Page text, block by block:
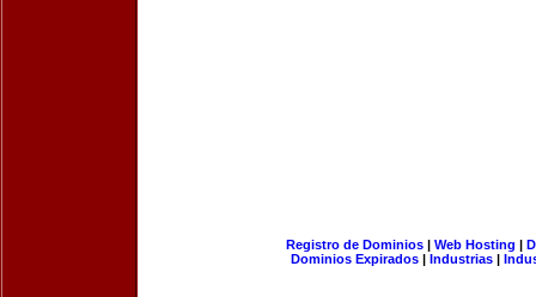
Registro de Dominios| Web Hosting |
Dominios Expirados | Industrias |